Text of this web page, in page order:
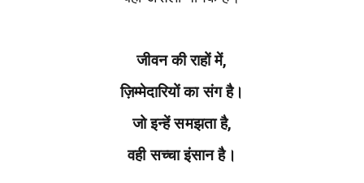
जीवन की राहों में,
ज़िम्मेदारियों का संग है।
जो इन्हें समझता है,
वही सच्चा इंसान है।